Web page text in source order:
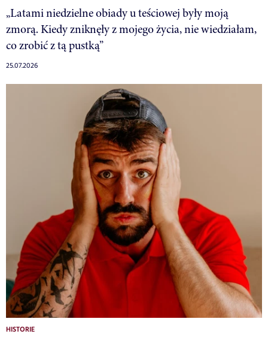
„Latami niedzielne obiady u teściowej były moją
zmorą. Kiedy zniknęły z mojego życia, nie wiedziałam,
co zrobić z tą pustką”
25.07.2026
HISTORIE